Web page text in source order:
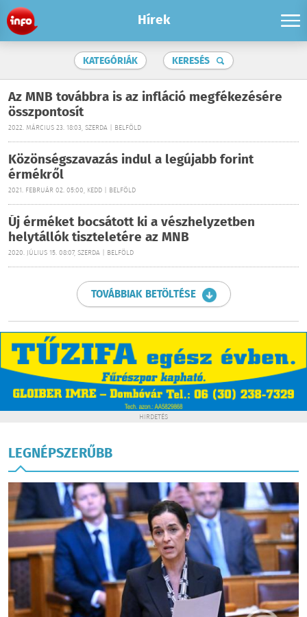
Hírek
KATEGÓRIÁK KERESÉS
Az MNB továbbra is az infláció megfékezésére
összpontosít
2022. MÁRCIUS 23. 18:03, SZERDA | BELFÖLD
Közönségszavazás indul a legújabb forint
érmékről
2021. FEBRUÁR 02. 05:00, KEDD | BELFÖLD
Új érméket bocsátott ki a vészhelyzetben
helytállók tiszteletére az MNB
2020. JÚLIUS 15. 08:07, SZERDA | BELFÖLD
TOVÁBBIAK BETÖLTÉSE
HIRDETÉS
LEGNÉPSZERŰBB